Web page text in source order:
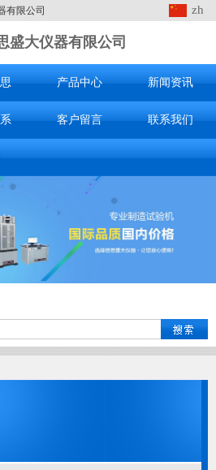
有限公司 zh
盛大仪器有限公司
产品中心 新闻资讯
客户留言 联系我们